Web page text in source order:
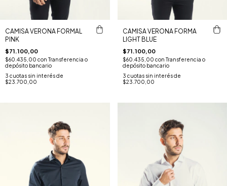
CAMISA VERONA FORMAL
PINK
$71.100,00
$60.435,00 con Transferencia o
depósito bancario
3 cuotas sin interés de
$23.700,00
CAMISA VERONA FORMA
LIGHT BLUE
$71.100,00
$60.435,00 con Transferencia o
depósito bancario
3 cuotas sin interés de
$23.700,00